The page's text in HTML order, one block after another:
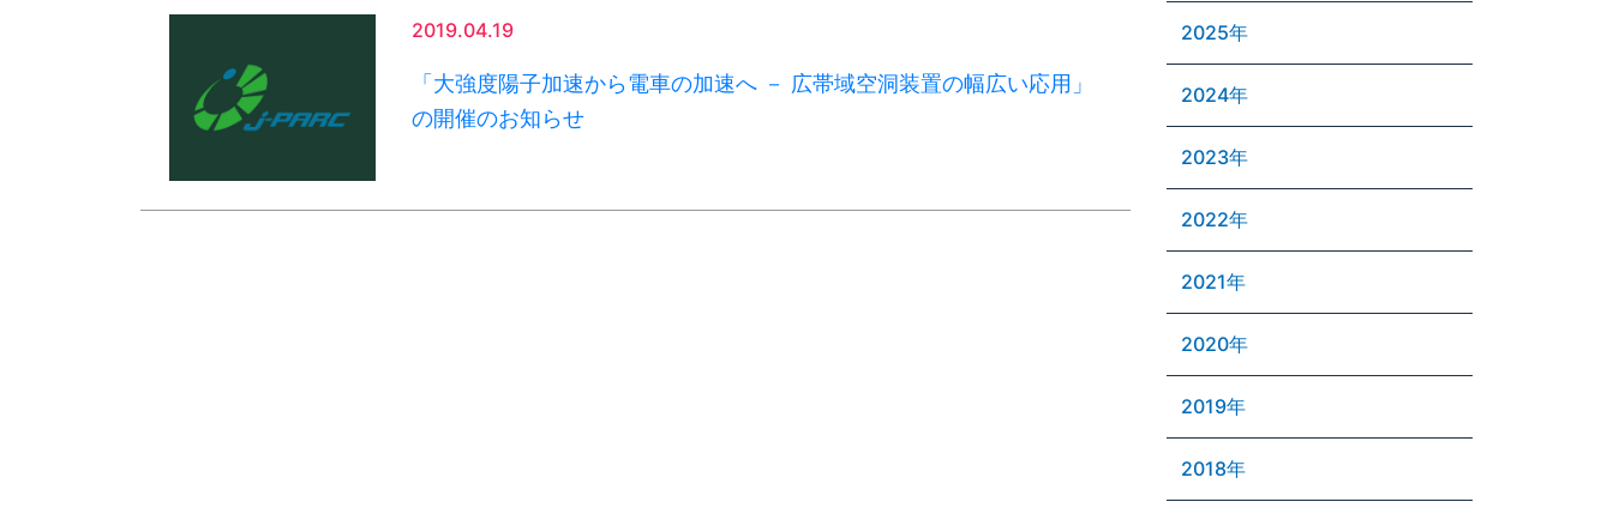
2019.04.19
「大強度陽子加速から電車の加速へ － 広帯域空洞装置の幅広い応用」
の開催のお知らせ
2025年
2024年
2023年
2022年
2021年
2020年
2019年
2018年